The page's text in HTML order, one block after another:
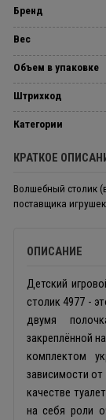
Бренд
Вес
Объем в упаковке
Штрихкод
Категории
КРАТКОЕ
Волшебный столик
поставщика
ОПИСАНИЕ
Детский
столик 4977 -
двумя
закреплённой
комплектом
зависимости
качестве
на себя роли